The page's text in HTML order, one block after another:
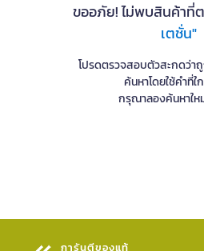
ขออภัย! ไม่พบสินค้าที่
เตชั่น"
โปรดตรวจสอบตัวสะกดว่า
ค้นหาโดยใช้คำที่ใ
กรุณาลองค้นหาใ
การันตีของแท้